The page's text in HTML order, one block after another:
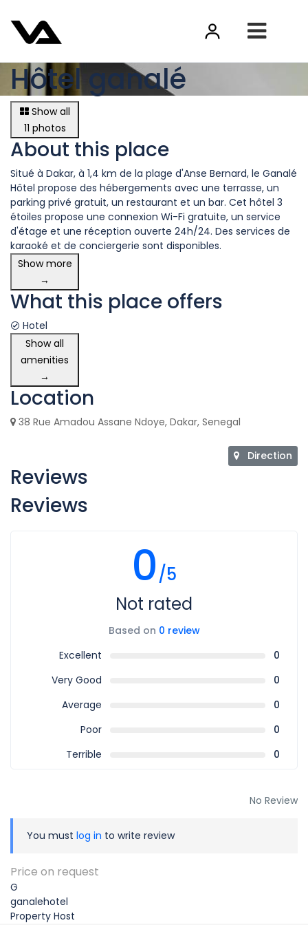
Hôtel ganalé
Show all
11 photos
About this place
Situé à Dakar, à 1,4 km de la plage d'Anse Bernard, le Ganalé
Hôtel propose des hébergements avec une terrasse, un
parking privé gratuit, un restaurant et un bar. Cet hôtel 3
étoiles propose une connexion Wi-Fi gratuite, un service
d'étage et une réception ouverte 24h/24. Des services de
karaoké et de conciergerie sont disponibles.
Show more
→
What this place offers
Hotel
Show all
amenities
→
Location
38 Rue Amadou Assane Ndoye, Dakar, Senegal
Direction
Reviews
Reviews
0/5
Not rated
Based on 0 review
Excellent
0
Very Good
0
Average
0
Poor
0
Terrible
0
No Review
You must log in to write review
Price on request
G
ganalehotel
Property Host